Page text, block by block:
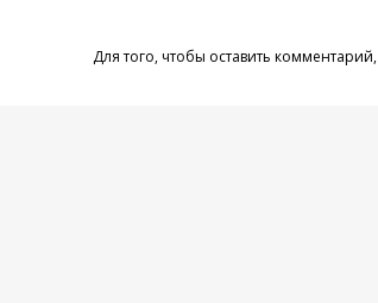
Для того, чтобы оставить комментарий,